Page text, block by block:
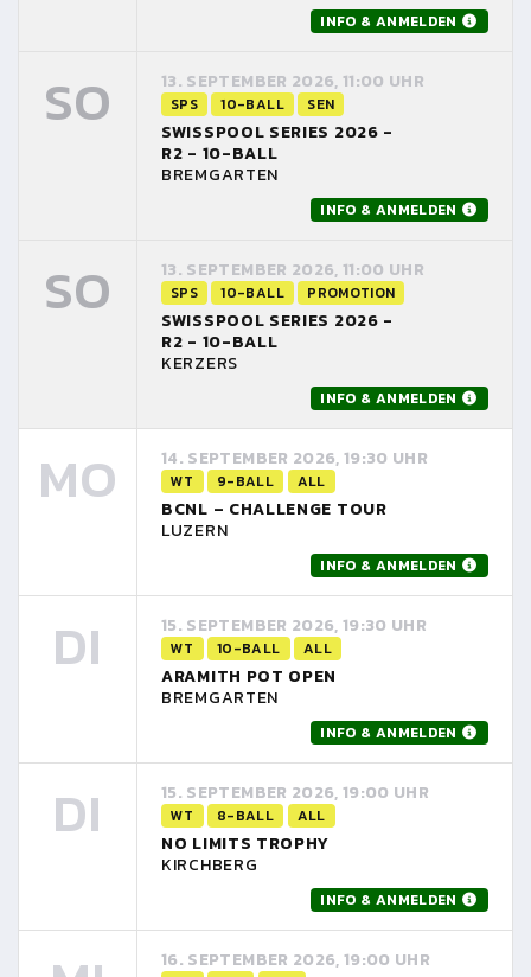
INFO & ANMELDEN
SO 13. SEPTEMBER 2026, 11:00 UHR
SPS 10-BALL SEN
SWISSPOOL SERIES 2026 -
R2 - 10-BALL
BREMGARTEN
INFO & ANMELDEN
SO 13. SEPTEMBER 2026, 11:00 UHR
SPS 10-BALL PROMOTION
SWISSPOOL SERIES 2026 -
R2 - 10-BALL
KERZERS
INFO & ANMELDEN
MO 14. SEPTEMBER 2026, 19:30 UHR
WT 9-BALL ALL
BCNL – CHALLENGE TOUR
LUZERN
INFO & ANMELDEN
DI 15. SEPTEMBER 2026, 19:30 UHR
WT 10-BALL ALL
ARAMITH POT OPEN
BREMGARTEN
INFO & ANMELDEN
DI 15. SEPTEMBER 2026, 19:00 UHR
WT 8-BALL ALL
NO LIMITS TROPHY
KIRCHBERG
INFO & ANMELDEN
16. SEPTEMBER 2026, 19:00 UHR